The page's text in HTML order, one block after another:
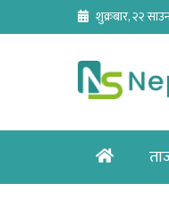
content
शुक्रबार, २२
Home